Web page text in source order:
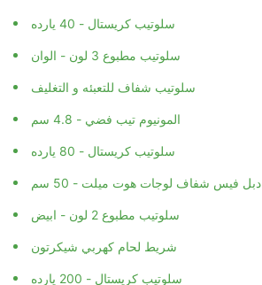
سلوتيب كريستال - 40 يارده
سلوتيب مطبوع 3 لون - الوان
سلوتيب شفاف للتعبئه و التغليف
المونيوم تيب فضي - 4.8 سم
سلوتيب كريستال - 80 يارده
دبل فيس شفاف لوجات هوت ميلت - 50 سم
سلوتيب مطبوع 2 لون - ابيض
شريط لحام كهربي شيكرتون
سلوتيب كريستال - 200 يارده